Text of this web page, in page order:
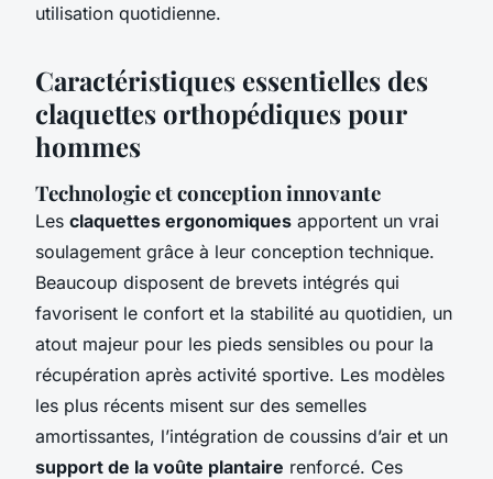
utilisation quotidienne.
Caractéristiques essentielles des
claquettes orthopédiques pour
hommes
Technologie et conception innovante
Les claquettes ergonomiques apportent un vrai
soulagement grâce à leur conception technique.
Beaucoup disposent de brevets intégrés qui
favorisent le confort et la stabilité au quotidien, un
atout majeur pour les pieds sensibles ou pour la
récupération après activité sportive. Les modèles
les plus récents misent sur des semelles
amortissantes, l’intégration de coussins d’air et un
support de la voûte plantaire renforcé. Ces